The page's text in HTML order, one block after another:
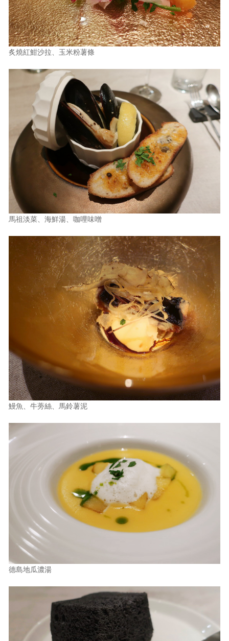
炙燒紅魽沙拉、玉米粉薯條
馬祖淡菜、海鮮湯、咖哩味噌
鰻魚、牛蒡絲、馬鈴薯泥
德島地瓜濃湯